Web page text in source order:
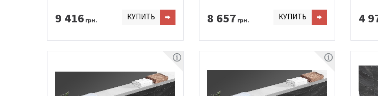
9 416 грн. КУПИТЬ 8 657 грн. КУПИТЬ 4